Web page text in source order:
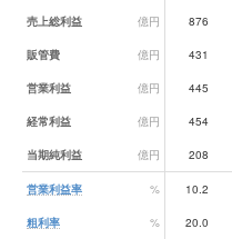
売上総利益 億円 876
販管費 億円 431
営業利益 億円 445
経常利益 億円 454
当期純利益 億円 208
営業利益率 % 10.2
粗利率 % 20.0